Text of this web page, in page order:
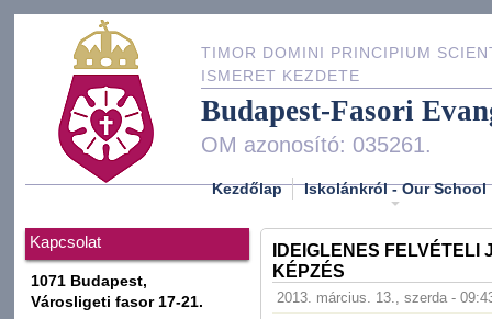
TIMOR DOMINI PRINCIPIUM
ISMERET KEZDETE
Budapest-Fasori
OM azonosító: 035261.
Kezdőlap Iskolánkról - Our School
Kapcsolat
1071 Budapest,
Városligeti fasor 17-21.
IDEIGLENES FELVÉTELI
KÉPZÉS
2013. március. 13., szerda -